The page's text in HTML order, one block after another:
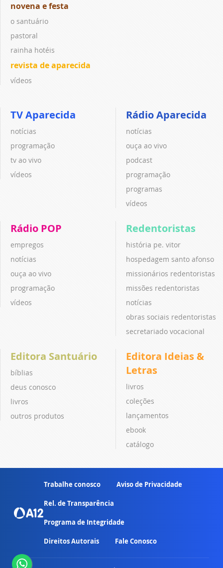
novena e festa
o santuário
pastoral
rainha hotéis
revista de aparecida
vídeos
TV Aparecida
notícias
programação
tv ao vivo
vídeos
Rádio Aparecida
notícias
ouça ao vivo
podcast
programação
programas
vídeos
Rádio POP
empregos
notícias
ouça ao vivo
programação
vídeos
Redentoristas
história pe. vitor
hospedagem santo afonso
missionários redentoristas
missões redentoristas
notícias
obras sociais redentoristas
secretariado vocacional
Editora Santuário
bíblias
deus conosco
livros
outros produtos
Editora Ideias &
Letras
livros
coleções
lançamentos
ebook
catálogo
Trabalhe conosco Aviso de Privacidade
Rel. de Transparência
Programa de Integridade
Direitos Autorais Fale Conosco